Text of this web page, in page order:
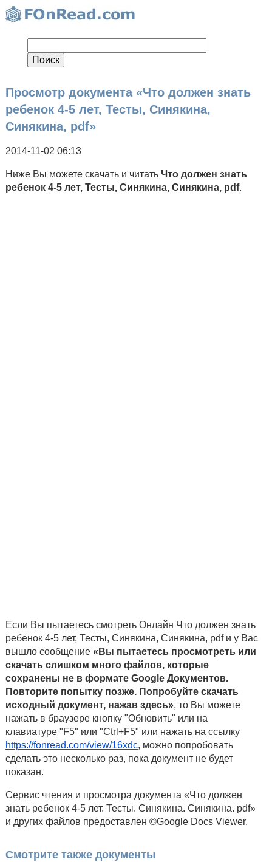
Просмотр документа «Что должен знать
ребенок 4-5 лет, Тесты, Синякина,
Синякина, pdf»
2014-11-02 06:13
Ниже Вы можете скачать и читать Что должен знать
ребенок 4-5 лет, Тесты, Синякина, Синякина, pdf.
Если Вы пытаетесь смотреть Онлайн Что должен знать
ребенок 4-5 лет, Тесты, Синякина, Синякина, pdf и у Вас
вышло сообщение «Вы пытаетесь просмотреть или
скачать слишком много файлов, которые
сохранены не в формате Google Документов.
Повторите попытку позже. Попробуйте скачать
исходный документ, нажав здесь», то Вы можете
нажать в браузере кнопку "Обновить" или на
клавиатуре "F5" или "Ctrl+F5" или нажать на ссылку
https://fonread.com/view/16xdc, можно попробовать
сделать это несколько раз, пока документ не будет
показан.
Сервис чтения и просмотра документа «Что должен
знать ребенок 4-5 лет. Тесты. Синякина. Синякина. pdf»
и других файлов предоставлен ©Google Docs Viewer.
Смотрите также документы